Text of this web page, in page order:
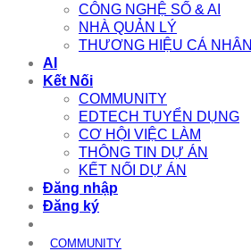
CÔNG NGHỆ SỐ & AI
NHÀ QUẢN LÝ
THƯƠNG HIỆU CÁ NHÂN
AI
Kết Nối
COMMUNITY
EDTECH TUYỂN DỤNG
CƠ HỘI VIỆC LÀM
THÔNG TIN DỰ ÁN
KẾT NỐI DỰ ÁN
Đăng nhập
Đăng ký
COMMUNITY